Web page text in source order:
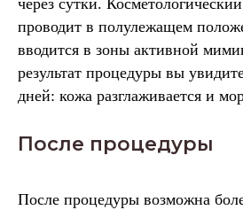
через сутки.
проводит в полулежащем
вводится в зоны активной
результат процедуры вы
дней: кожа разглаживается и
После процедуры
После процедуры возможна